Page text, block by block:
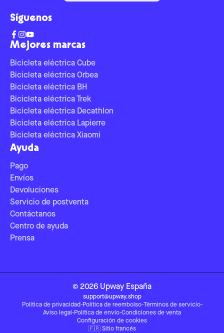
Mejores marcas
Bicicleta eléctrica Cube
Bicicleta eléctrica Orbea
Bicicleta eléctrica BH
Bicicleta eléctrica Trek
Bicicleta eléctrica Decathlon
Bicicleta eléctrica Lapierre
Bicicleta eléctrica Xiaomi
Ayuda
Pago
Envíos
Devoluciones
Servicio de postventa
Contáctanos
Centro de ayuda
Prensa
Síguenos
© 2026 Upway España
support@upway.shop
Política de privacidad-Política de reembolso-Términos de servicio-
Aviso legal -Política de envío-Condiciones de venta
Configuración de cookies
🇫🇷 Sitio francés